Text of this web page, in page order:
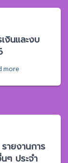
งินและงบ
more
ายงานการ
ๆ ประจำ